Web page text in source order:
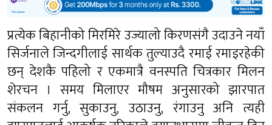
प्रत्येक बिहानीको मिरमिरे उज्यालो किरणसंगै उदाउने नयाँ
सिर्जनाले जिन्दगीलाई सार्थक तुल्याउदै रमाई रमाइरहेकी
छन् देशकै पहिलो र एकमात्रै वनस्पति चित्रकार मिलन
शेरचन । समय मिलाएर मौषम अनुसारको झारपात
संकलन गर्नु, सुकाउनु, उठाउनु, रंगाउनु अनि त्यही